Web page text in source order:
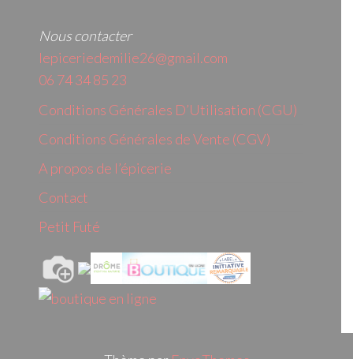
Nous contacter
lepiceriedemilie26@gmail.com
06 74 34 85 23
Conditions Générales D’Utilisation (CGU)
Conditions Générales de Vente (CGV)
A propos de l’épicerie
Contact
Petit Futé